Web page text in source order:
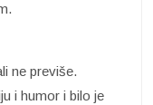
ne previše.
i humor i bilo je